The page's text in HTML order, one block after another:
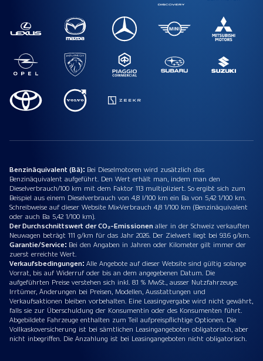
Benzinäquivalent (Bä): Bei Dieselmotoren wird zusätzlich das
Benzinäquivalent aufgeführt. Den Wert erhält man, indem man den
Dieselverbrauch/100 km mit dem Faktor 113 multipliziert. So ergibt sich zum
Beispiel aus einem Dieselverbrauch von 4,8 l/100 km ein Ba von 5,42 1/100 km.
Schreibweise auf dieser Website Mix-Verbrauch 4,8 1/100 km (Benzinäquivalent
oder auch Ba 5,42 1/100 km).
Der Durchschnittswert der CO₂-Emissionenaller in der Schweiz verkauften
Neuwagen beträgt 111 g/km für das Jahr 2026. Der Zielwert liegt bei 93.6 g/km.
Garantie/Service: Bei den Angaben in Jahren oder Kilometer gilt immer der
zuerst erreichte Wert.
Verkaufsbedingungen: Alle Angebote auf dieser Website sind gültig solange
Vorrat, bis auf Widerruf oder bis an dem angegebenen Datum. Die
aufgeführten Preise verstehen sich inkl. 8.1 % MwSt., ausser Nutzfahrzeuge.
Irrtümer, Änderungen bei Preisen, Modellen, Ausstattungen und
Verkaufsaktionen bleiben vorbehalten. Eine Leasingvergabe wird nicht gewährt,
falls sie zur Überschuldung der Konsumentin oder des Konsumenten führt.
Abgebildete Fahrzeuge enthalten zum Teil aufpreispflichtige Optionen. Die
Vollkaskoversicherung ist bei sämtlichen Leasingangeboten obligatorisch, aber
nicht inbegriffen. Die Anzahlung ist bei Leasingangeboten nicht obligatorisch.